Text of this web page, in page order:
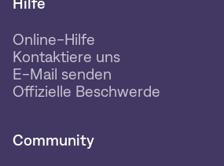
Online-Hilfe
Kontaktiere uns
E-Mail senden
Offizielle Beschwerde
Community